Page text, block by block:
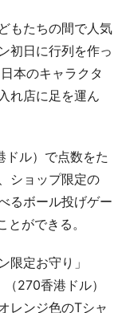
もたちの間で人気
初日に行列を作っ
本のキャラクタ
れ店に足を運ん
ル）で点数をた
ショップ限定の
るボール投げゲー
ができる。
定お守り」
270香港ドル）
レンジ色のTシャ